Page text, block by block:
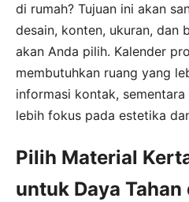
di rumah? Tujuan ini akan
desain, konten, ukuran, dan
akan Anda pilih. Kalender
membutuhkan ruang yang
informasi kontak,
lebih fokus pada estetika
Pilih Material
untuk Daya